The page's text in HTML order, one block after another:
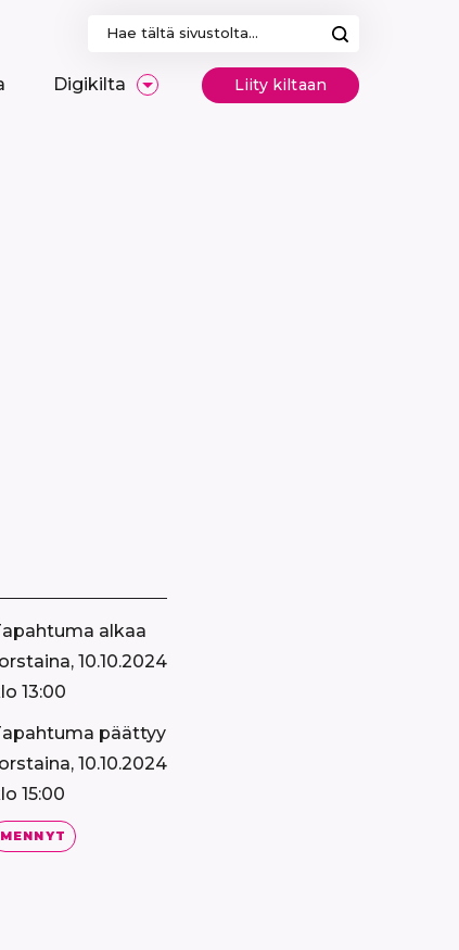
Haku:
Digikilta Liity kiltaan
alkaa
10.10.2024
13:00
päättyy
10.10.2024
15:00
MENNYT